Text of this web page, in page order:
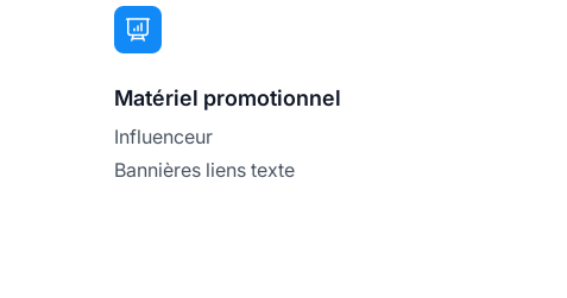
Matériel promotionnel
Influenceur
Bannières liens texte